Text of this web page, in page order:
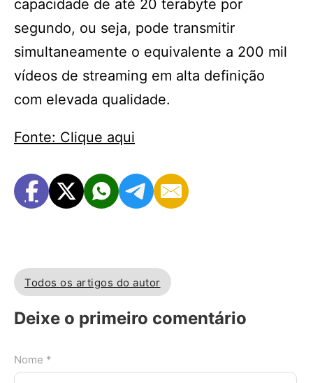
capacidade de até 20 terabyte por
segundo, ou seja, pode transmitir
simultaneamente o equivalente a 200 mil
vídeos de streaming em alta definição
com elevada qualidade.
Fonte: Clique aqui
Todos os artigos do autor
Deixe o primeiro comentário
Nome *